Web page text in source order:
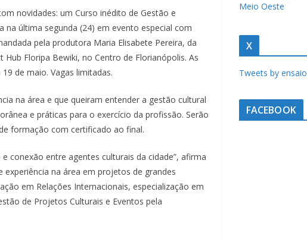
r
a
c
a
t
i
e
n
s
e
novidades: um Curso inédito de Gestão e
na última segunda (24) em evento especial com
pela produtora Maria Elisabete Pereira, da
Floripa Bewiki, no Centro de Florianópolis. As
de maio. Vagas limitadas.
na área e que queiram entender a gestão cultural
e práticas para o exercício da profissão. Serão
formação com certificado ao final.
conexão entre agentes culturais da cidade”, afirma
na área em projetos de grandes
em Relações Internacionais, especialização em
de Projetos Culturais e Eventos pela
Meio Oeste
X
Tweets by
FACEBOOK